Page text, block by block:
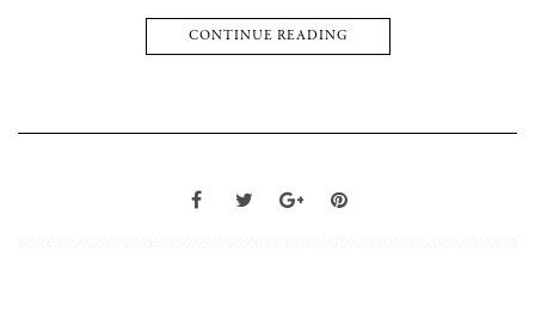
CONTINUE READING